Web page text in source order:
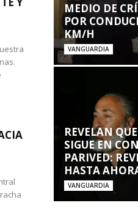
MEDIO DE
POR
KM/H
VANGUARDIA
REVELAN
SIGUE EN
PARIVED:
HASTA
VANGUARDIA